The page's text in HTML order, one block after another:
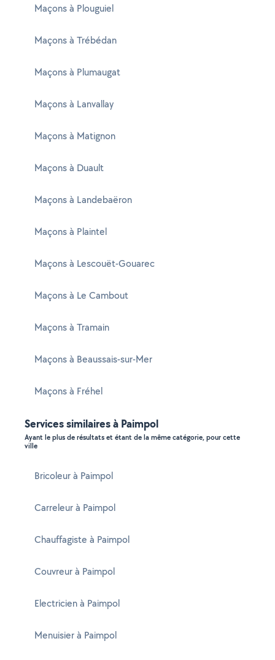
Maçons à Plouguiel
Maçons à Trébédan
Maçons à Plumaugat
Maçons à Lanvallay
Maçons à Matignon
Maçons à Duault
Maçons à Landebaëron
Maçons à Plaintel
Maçons à Lescouët-Gouarec
Maçons à Le Cambout
Maçons à Tramain
Maçons à Beaussais-sur-Mer
Maçons à Fréhel
Services similaires à Paimpol
Ayant le plus de résultats et étant de la même catégorie, pour cette
ville
Bricoleur à Paimpol
Carreleur à Paimpol
Chauffagiste à Paimpol
Couvreur à Paimpol
Electricien à Paimpol
Menuisier à Paimpol